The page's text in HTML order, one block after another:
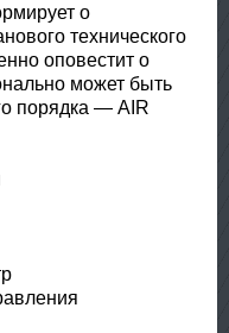
о
технического
оповестит о
может быть
порядка — AIR